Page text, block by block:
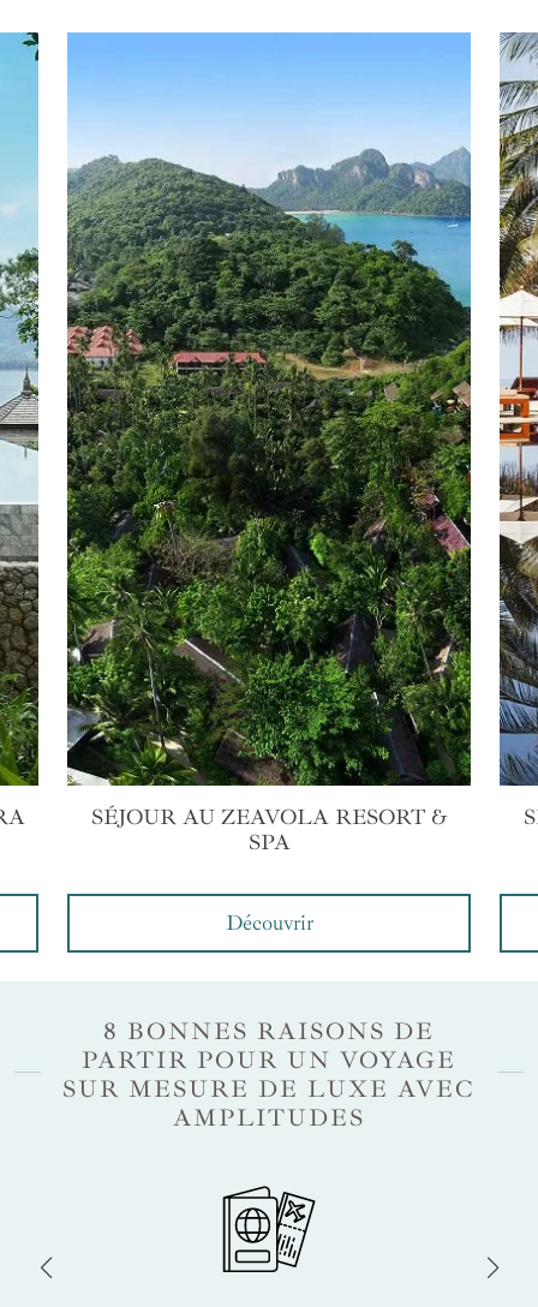
SÉJOUR AU ZEAVOLA RESORT &
SPA
Découvrir
8 BONNES RAISONS DE
PARTIR POUR UN VOYAGE
SUR MESURE DE LUXE AVEC
AMPLITUDES